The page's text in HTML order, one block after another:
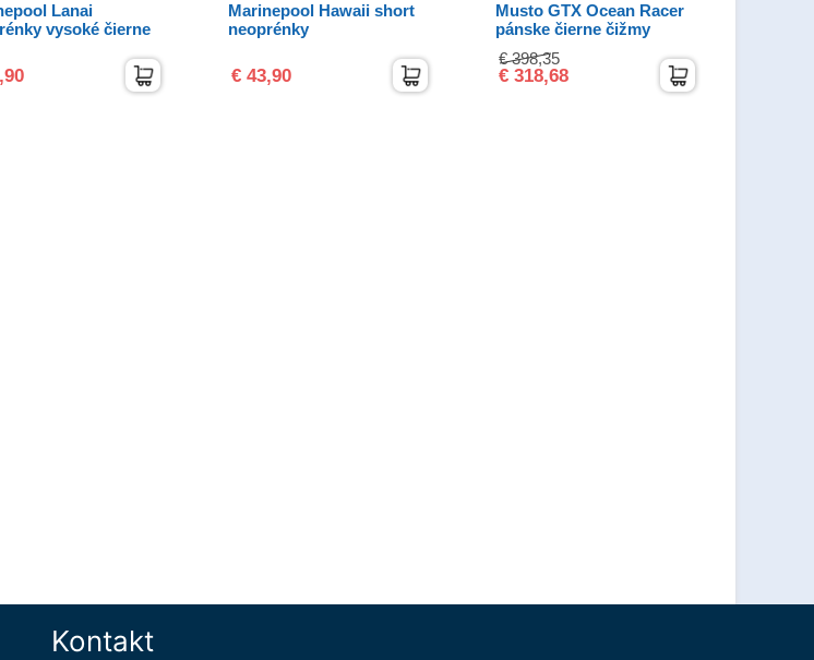
Lanai
vysoké čierne
Marinepool Hawaii short
neoprénky
€ 43,90
Musto GTX Ocean Racer
pánske čierne čižmy
€ 398,35
€ 318,68
Kontakt